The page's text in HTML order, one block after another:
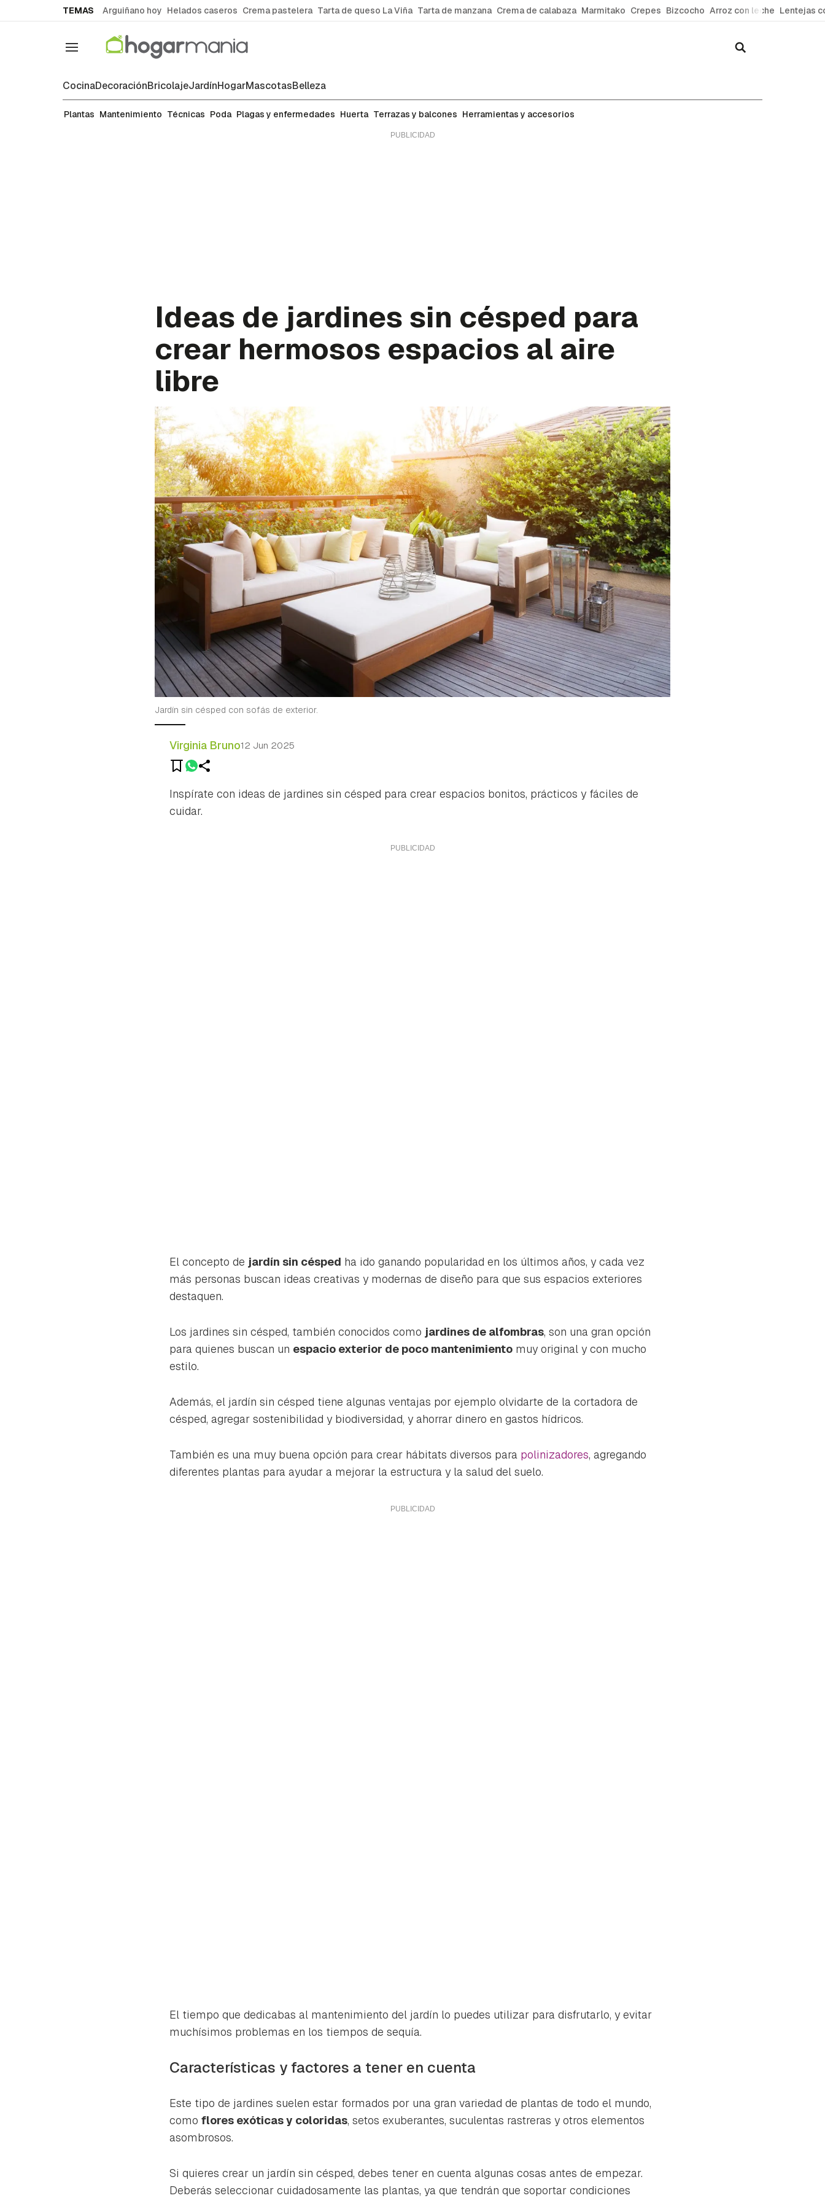
TEMAS Arguiñano hoy Helados caseros Crema pastelera Tarta de queso La Viña Tarta de manzana Crema de calabaza Marmitako Crepes Bizcocho Arroz con leche Lentejas
Navegación
CocinaDecoraciónBricolajeJardínHogarMascotasBelleza
Mantenimiento
Plantas Mantenimiento Técnicas Poda Plagas y enfermedades Huerta Terrazas y balcones Herramientas y accesorios
Ideas de jardines sin césped para
crear hermosos espacios al aire
libre
Jardín sin césped con sofás de exterior.
Virginia Bruno12 Jun 2025
Guardar como favorito
INICIAR SESIÓN CANCELAR
Inspírate con ideas de jardines sin césped para crear espacios bonitos, prácticos y fáciles de
cuidar.
El concepto de jardín sin césped ha ido ganando popularidad en los últimos años, y cada vez
más personas buscan ideas creativas y modernas de diseño para que sus espacios exteriores
destaquen.
Los jardines sin césped, también conocidos como jardines de alfombras, son una gran opción
para quienes buscan un espacio exterior de poco mantenimiento muy original y con mucho
estilo.
Además, el jardín sin césped tiene algunas ventajas por ejemplo olvidarte de la cortadora de
césped, agregar sostenibilidad y biodiversidad, y ahorrar dinero en gastos hídricos.
También es una muy buena opción para crear hábitats diversos para polinizadores, agregando
diferentes plantas para ayudar a mejorar la estructura y la salud del suelo.
El tiempo que dedicabas al mantenimiento del jardín lo puedes utilizar para disfrutarlo, y evitar
muchísimos problemas en los tiempos de sequía.
Características y factores a tener en cuenta
Este tipo de jardines suelen estar formados por una gran variedad de plantas de todo el mundo,
como flores exóticas y coloridas, setos exuberantes, suculentas rastreras y otros elementos
asombrosos.
Si quieres crear un jardín sin césped, debes tener en cuenta algunas cosas antes de empezar.
Deberás seleccionar cuidadosamente las plantas, ya que tendrán que soportar condiciones
Contenido enviado
ACEPTAR